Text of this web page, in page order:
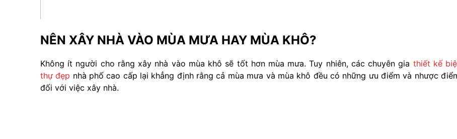
NÊN XÂY NHÀ VÀO MÙA MƯA HAY MÙA KHÔ?
Không ít người cho rằng xây nhà vào mùa khô sẽ tốt hơn mùa mưa. Tuy nhiên, các chuyên gia thiết kế
thự đẹp nhà phố cao cấp lại khẳng định rằng cả mùa mưa và mùa khô đều có những ưu điểm và nhược
đối với việc xây nhà.